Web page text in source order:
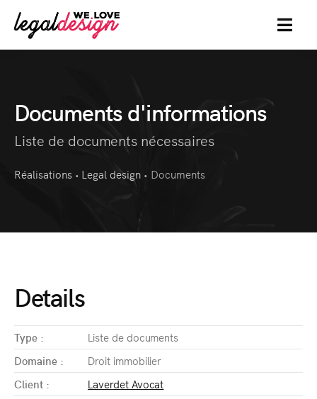
MENU
Documents d'informations
Liste de documents nécessaires
Réalisations • Legal design • Documents
Details
Type :
Liste de documents
Domaine :
Droit immobilier
Client :
Laverdet Avocat